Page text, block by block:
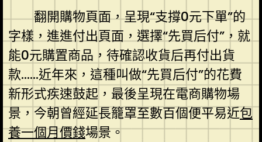
翻開購物頁面，呈現“支撐0元下單”的
字樣，進進付出頁面，選擇“先買后付”，就
能0元購置商品，待確認收貨后再付出貨
款……近年來，這種叫做“先買后付”的花費
新形式疾速鼓起，最後呈現在電商購物場
景，今朝曾經延長籠罩至數百個便平易近包
養一個月價錢場景。